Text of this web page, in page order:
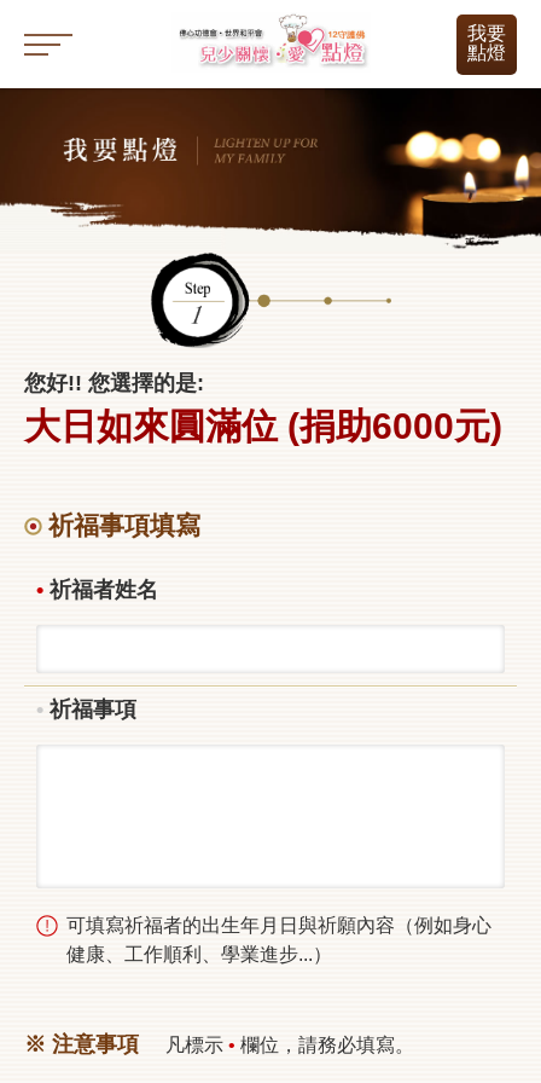
我要
點燈
您好!! 您選擇的是:
大日如來圓滿位 (捐助6000元)
祈福事項填寫
祈福者姓名
祈福事項
可填寫祈福者的出生年月日與祈願內容（例如身心
健康、工作順利、學業進步...）
※ 注意事項 凡標示 • 欄位，請務必填寫。